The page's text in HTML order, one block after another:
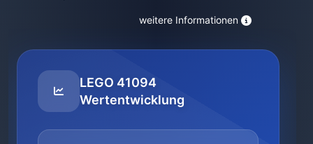
weitere Informationen
LEGO 41094
Wertentwicklung